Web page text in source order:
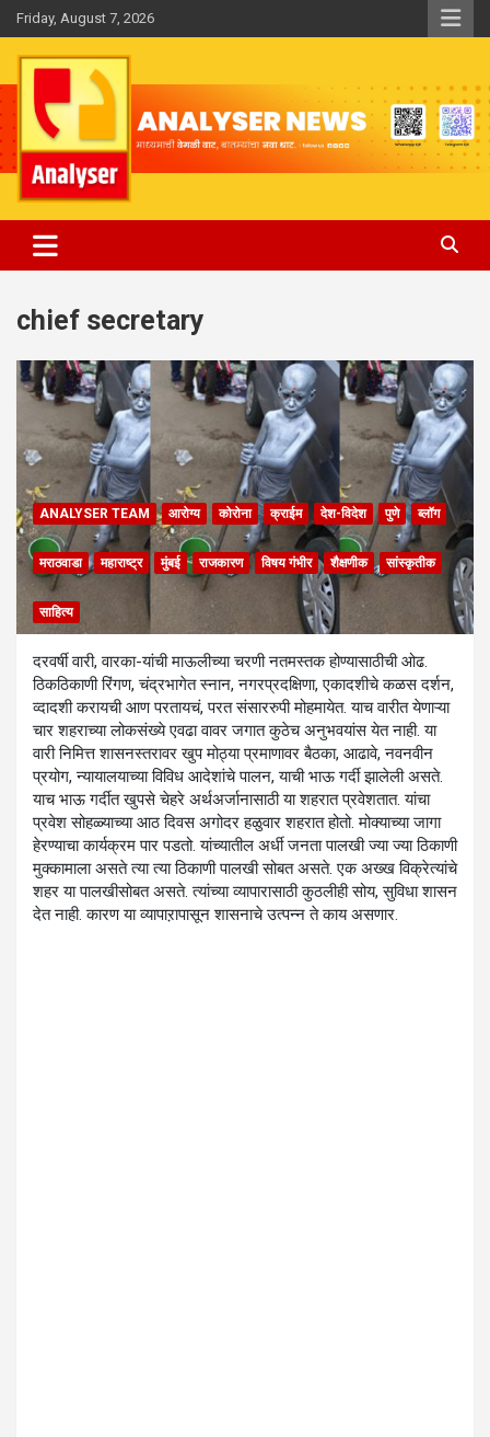
Skip
to
content
Friday, August 7, 2026
Analyser
chief secretary
ANALYSER TEAM आरोग्य कोरोना क्राईम देश-विदेश पुणे ब्लॉग
मराठवाडा महाराष्ट्र मुंबई राजकारण विषय गंभीर शैक्षणीक सांस्कृतीक
साहित्य
दरवर्षी वारी, वारका-यांची माऊलीच्या चरणी नतमस्तक होण्यासाठीची ओढ.
ठिकठिकाणी रिंगण, चंद्रभागेत स्नान, नगरप्रदक्षिणा, एकादशीचे कळस दर्शन,
व्दादशी करायची आण परतायचं, परत संसाररुपी मोहमायेत. याच वारीत येणाऱ्या
चार शहराच्या लोकसंख्ये एवढा वावर जगात कुठेच अनुभवयांस येत नाही. या
वारी निमित्त शासनस्तरावर खुप मोठ्या प्रमाणावर बैठका, आढावे, नवनवीन
प्रयोग, न्यायालयाच्या विविध आदेशांचे पालन, याची भाऊ गर्दी झालेली असते.
याच भाऊ गर्दीत खुपसे चेहरे अर्थअर्जानासाठी या शहरात प्रवेशतात. यांचा
प्रवेश सोहळ्याच्या आठ दिवस अगोदर हळुवार शहरात होतो. मोक्याच्या जागा
हेरण्याचा कार्यक्रम पार पडतो. यांच्यातील अर्धी जनता पालखी ज्या ज्या ठिकाणी
मुक्कामाला असते त्या त्या ठिकाणी पालखी सोबत असते. एक अख्ख विक्रेत्यांचे
शहर या पालखीसोबत असते. त्यांच्या व्यापारासाठी कुठलीही सोय, सुविधा शासन
देत नाही. कारण या व्यापाऱापासून शासनाचे उत्पन्न ते काय असणार.